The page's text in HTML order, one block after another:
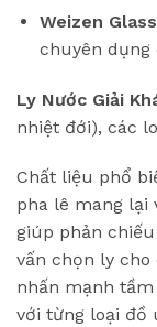
Weizen
chuyên dụng
Ly Nước Giải
nhiệt đới), các
Chất liệu phổ
pha lê mang lại
giúp phản
vấn chọn ly cho
nhấn mạnh
với từng loại đồ